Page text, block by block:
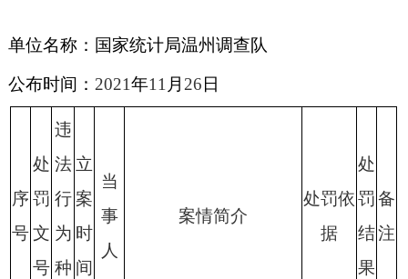
单位名称：国家统计局温州调查队
公布时间： 2021年11月 26 日
序
号
处
罚
文
号
违
法
行
为
种
立
案
时
间
当
事
人
案情简介
处罚依
据
处
罚
结
果
备
注